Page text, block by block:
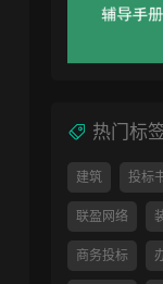
热门标
建筑 投标
联盈网络
商务投标